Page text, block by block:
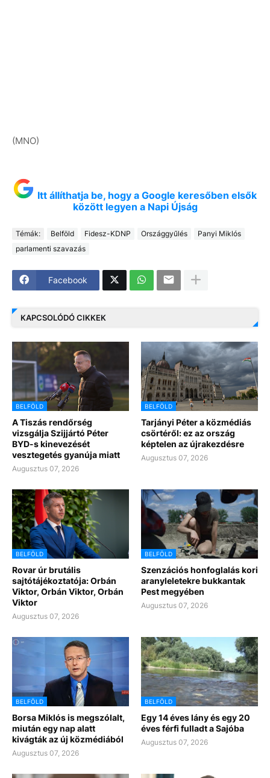
(MNO)
Itt állíthatja be, hogy a Google keresőben elsők
között legyen a Napi Újság
Témák: Belföld Fidesz-KDNP Országgyűlés
Panyi Miklós
parlamenti szavazás
Facebook
KAPCSOLÓDÓ CIKKEK
BELFÖLD
A Tiszás rendőrség
vizsgálja Szijjártó Péter
BYD-s kinevezését
vesztegetés gyanúja miatt
Augusztus 07, 2026
BELFÖLD
Tarjányi Péter a közmédiás
csörtéről: ez az ország
képtelen az újrakezdésre
Augusztus 07, 2026
BELFÖLD
Rovar úr brutális
sajtótájékoztatója: Orbán
Viktor, Orbán Viktor, Orbán
Viktor
Augusztus 07, 2026
BELFÖLD
Szenzációs honfoglalás kori
aranyleletekre bukkantak
Pest megyében
Augusztus 07, 2026
BELFÖLD
Borsa Miklós is megszólalt,
miután egy nap alatt
kivágták az új közmédiából
Augusztus 07, 2026
BELFÖLD
Egy 14 éves lány és egy 20
éves férfi fulladt a Sajóba
Augusztus 07, 2026